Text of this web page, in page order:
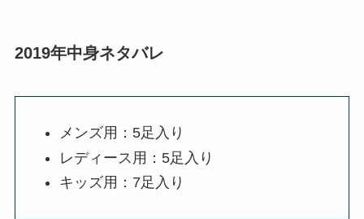
2019年中身ネタバレ
メンズ用：5足入り
レディース用：5足入り
キッズ用：7足入り